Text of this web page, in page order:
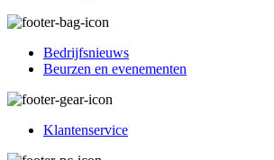
Bedrijfsnieuws
Beurzen en evenementen
Klantenservice